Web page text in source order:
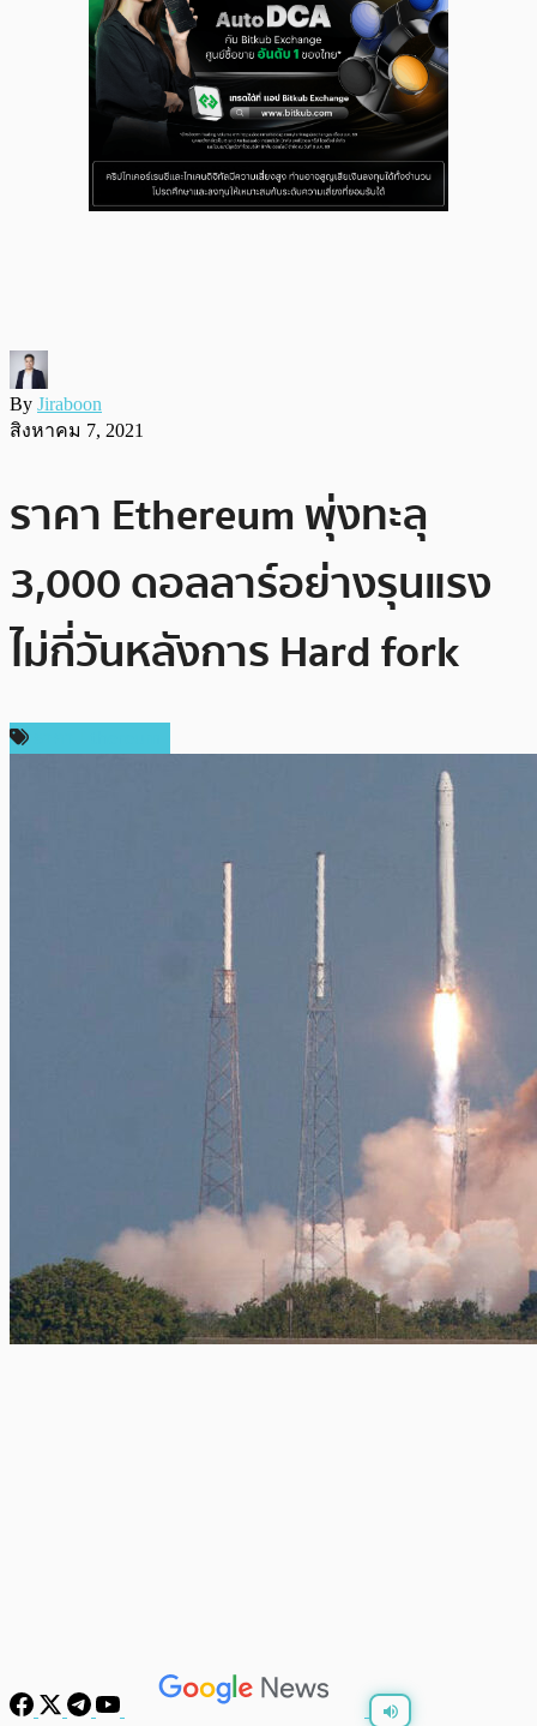
By Jiraboon
สิงหาคม 7, 2021
ราคา Ethereum พุ่งทะลุ
3,000 ดอลลาร์อย่างรุนแรง
ไม่กี่วันหลังการ Hard fork